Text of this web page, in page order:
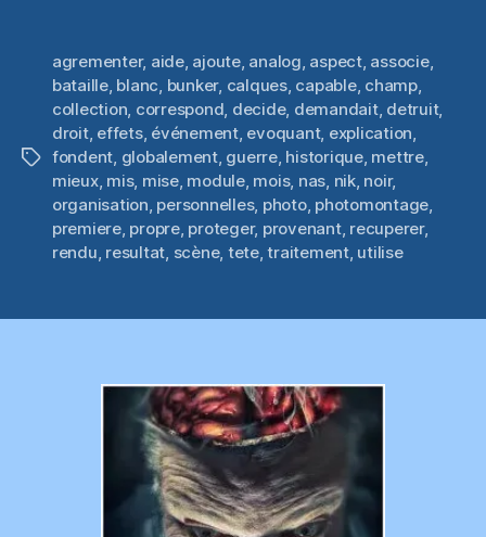
Étiquettes
agrementer, aide, ajoute, analog, aspect, associe,
bataille, blanc, bunker, calques, capable, champ,
collection, correspond, decide, demandait, detruit,
droit, effets, événement, evoquant, explication,
fondent, globalement, guerre, historique, mettre,
mieux, mis, mise, module, mois, nas, nik, noir,
organisation, personnelles, photo, photomontage,
premiere, propre, proteger, provenant, recuperer,
rendu, resultat, scène, tete,traitement, utilise